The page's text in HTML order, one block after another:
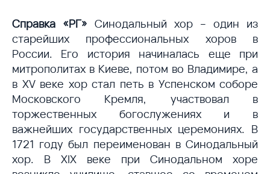
Справка «РГ» Синодальный хор – один из
старейших профессиональных хоров в
России. Его история начиналась еще при
митрополитах в Киеве, потом во Владимире, а
в XV веке хор стал петь в Успенском соборе
Московского Кремля, участвовал в
торжественных богослужениях и в
важнейших государственных церемониях. В
1721 году был переименован в Синодальный
хор. В XIX веке при Синодальном хоре